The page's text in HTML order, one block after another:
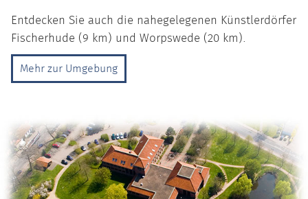
Entdecken Sie auch die nahegelegenen Künstlerdörfer
Fischerhude (9 km) und Worpswede (20 km).
Mehr zur Umgebung